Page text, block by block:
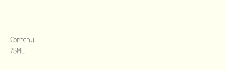
Contenu
75ML